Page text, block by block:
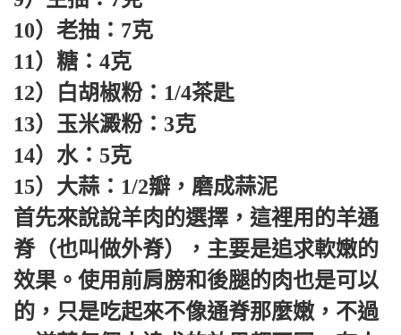
10）老抽：7克
11）糖：4克
12）白胡椒粉：1/4茶匙
13）玉米澱粉：3克
14）水：5克
15）大蒜：1/2瓣，磨成蒜泥
首先來說說羊肉的選擇，這裡用的羊通
脊（也叫做外脊），主要是追求軟嫩的
效果。使用前肩膀和後腿的肉也是可以
的，只是吃起來不像通脊那麼嫩，不過